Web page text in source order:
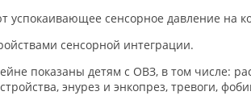
успокаивающее сенсорное давление на
сенсорной интеграции.
показаны детям с ОВЗ, в том числе:
энурез и энкопрез, тревоги,